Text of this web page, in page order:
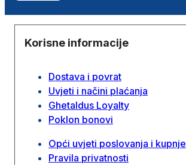
Korisne informacije
Dostava i povrat
Uvjeti i načini plaćanja
Ghetaldus Loyalty
Poklon bonovi
Opći uvjeti poslovanja i kupnje
Pravila privatnosti